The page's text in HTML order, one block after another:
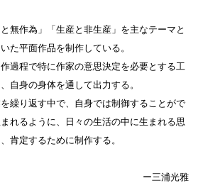
無作為」「生産と非生産」を主なテーマと
た平面作品を制作している。
過程で特に作家の意思決定を必要とする工
自身の身体を通して出力する。
繰り返す中で、自身では制御することがで
れるように、日々の生活の中に生まれる思
肯定するために制作する。
ー三浦光雅